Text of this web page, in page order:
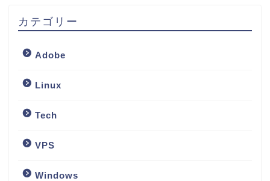
カテゴリー
Adobe
Linux
Tech
VPS
Windows